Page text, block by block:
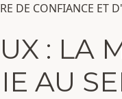
DE CONFIANCE ET
: LA
AU